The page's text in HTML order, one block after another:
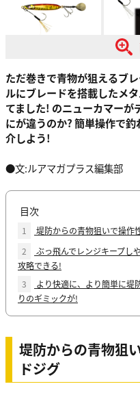
ただ巻きで青物が狙えるブ
ルにブレードを搭載したメ
てました! のニューカマーが
にが違うのか? 簡単操作で
介しよう!
●文:ルアマガプラス編集部
目次
1
堤防からの青物狙いで操作
2
ぶっ飛んでレンジキープし
攻略できる!
3
より快適に、より簡単に堤
りのギミックが!
堤防からの青物狙
ドジグ